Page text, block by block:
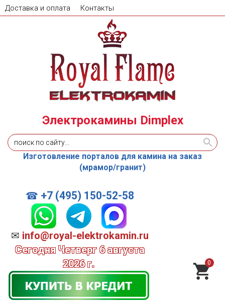
Доставка и оплата Контакты
☎ +7 (495) 150-52-58
✉ info@royal-elektrokamin.ru
Сегодня Четверг 6 августа
2026 г.
Электрокамины Dimplex
Изготовление порталов для камина на заказ
(мрамор/гранит)
0